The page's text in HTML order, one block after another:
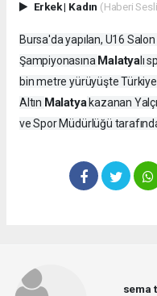
Erkek| Kadın (Haberi
Bursa'da yapılan, U16
ŞampiyonasınaMalatyalı
bin metre yürüyüşte
Altın Malatyakazanan
ve Spor Müdürlüğü
sema